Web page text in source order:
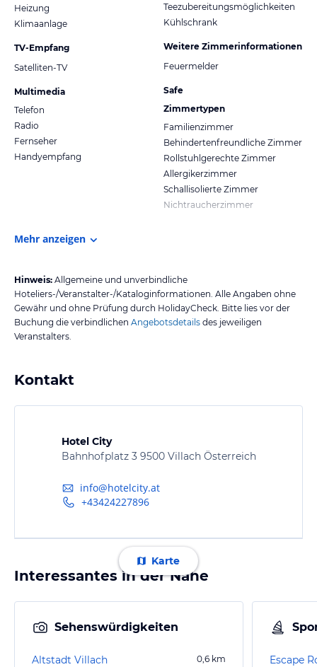
Heizung
Klimaanlage
TV-Empfang
Satelliten-TV
Multimedia
Telefon
Radio
Fernseher
Handyempfang
Teezubereitungsmöglichkeiten
Kühlschrank
Weitere Zimmerinformationen
Feuermelder
Safe
Zimmertypen
Familienzimmer
Behindertenfreundliche Zimmer
Rollstuhlgerechte Zimmer
Allergikerzimmer
Schallisolierte Zimmer
Nichtraucherzimmer
Mehr anzeigen
Hinweis: Allgemeine und unverbindliche
Hoteliers-/Veranstalter-/Kataloginformationen. Alle Angaben ohne
Gewähr und ohne Prüfung durch HolidayCheck. Bitte lies vor der
Buchung die verbindlichen Angebotsdetails des jeweiligen
Veranstalters.
Kontakt
Hotel City
Bahnhofplatz 3 9500 Villach Österreich
info@hotelcity.at
+43424227896
Karte
Interessantes in der Nähe
Sehenswürdigkeiten
Altstadt Villach 0,6 km Escape